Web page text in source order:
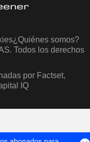
¿Quiénes somos?
Todos los derechos
por Factset,
IQ